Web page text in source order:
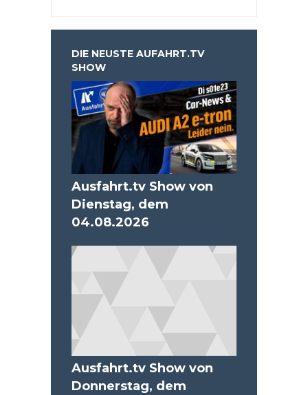
DIE NEUSTE AUFAHRT.TV
SHOW
Ausfahrt.tv Show von
Dienstag, dem
04.08.2026
Ausfahrt.tv Show von
Donnerstag, dem